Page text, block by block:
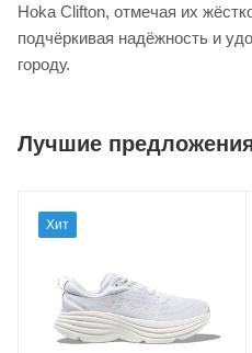
Hoka Clifton, отмечая их
подчёркивая надёжность и
городу.
Лучшие
Хит